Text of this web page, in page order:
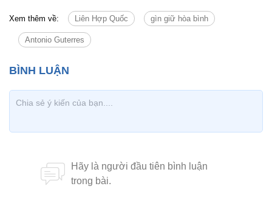
Xem thêm về: Liên Hợp Quốc gìn giữ hòa bình
Antonio Guterres